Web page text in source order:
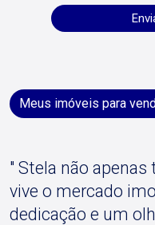
Meus imóveis para
" Stela não
vive o mercado
dedicação e um